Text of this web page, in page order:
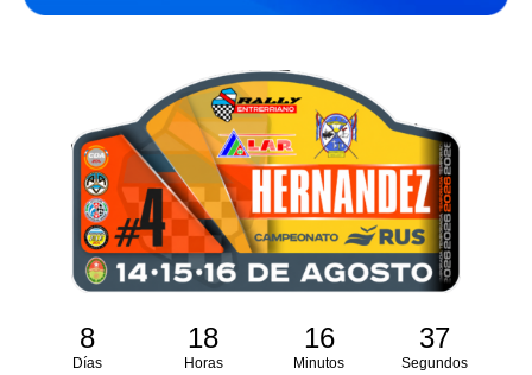
8
Días
18
Horas
16
Minutos
36
Segundos